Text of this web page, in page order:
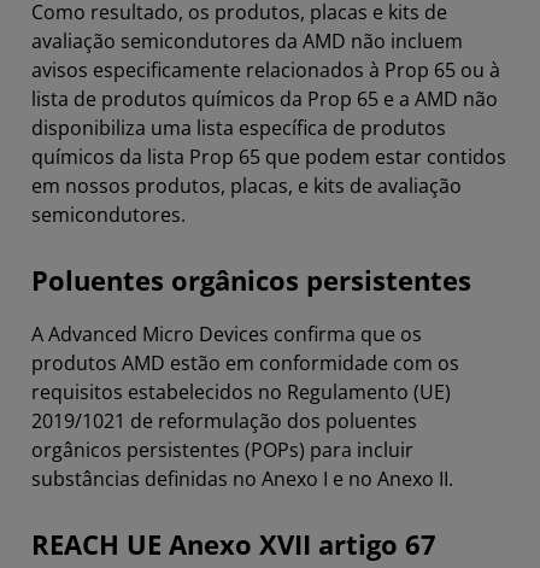
Como resultado, os produtos, placas e kits de
avaliação semicondutores da AMD não incluem
avisos especificamente relacionados à Prop 65 ou à
lista de produtos químicos da Prop 65 e a AMD não
disponibiliza uma lista específica de produtos
químicos da lista Prop 65 que podem estar contidos
em nossos produtos, placas, e kits de avaliação
semicondutores.
Poluentes orgânicos persistentes
A Advanced Micro Devices confirma que os
produtos AMD estão em conformidade com os
requisitos estabelecidos no Regulamento (UE)
2019/1021 de reformulação dos poluentes
orgânicos persistentes (POPs) para incluir
substâncias definidas no Anexo I e no Anexo II.
REACH UE Anexo XVII artigo 67